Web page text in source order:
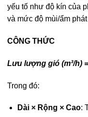
yếu tố như độ kín của
và mức độ mùi/ẩm
CÔNG THỨC
Lưu lượng gió (m³/h)
Trong đó:
Dài × Rộng × Cao: